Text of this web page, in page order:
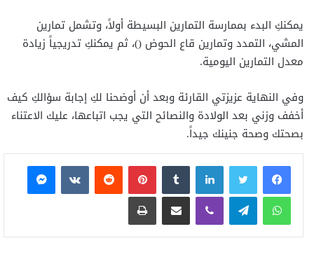
يمكنكِ البدء بممارسة التمارين البسيطة أولاً، وتشمل تمارين
المشي، التمدد وتمارين قاع الحوض ()، ثم يمكنكِ تدريجياً زيادة
معدل التمارين اليومية.
وفي النهاية عزيزتي القارئة وبعد أن أوضحنا لكِ إجابة سؤالكِ كيف
أخفف وزني بعد الولادة والنصائح التي يجب اتباعها، عليك الاعتناء
بصحتك وصحة جنينك جيداً.
فيسبوكتويتر لينكدإن بينتيريست
ماسنجر
واتساب تيلقرام ڤايبر مشاركة عبر البريد طباعة